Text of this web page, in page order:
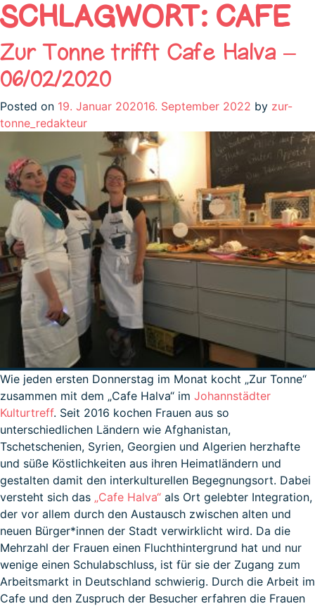
SCHLAGWORT: CAFE
Zur Tonne trifft Cafe Halva –
06/02/2020
Posted on 19. Januar 202016. September 2022 by zur-
tonne_redakteur
Wie jeden ersten Donnerstag im Monat kocht „Zur Tonne“
zusammen mit dem „Cafe Halva“ im Johannstädter
Kulturtreff. Seit 2016 kochen Frauen aus so
unterschiedlichen Ländern wie Afghanistan,
Tschetschenien, Syrien, Georgien und Algerien herzhafte
und süße Köstlichkeiten aus ihren Heimatländern und
gestalten damit den interkulturellen Begegnungsort. Dabei
versteht sich das „Cafe Halva“ als Ort gelebter Integration,
der vor allem durch den Austausch zwischen alten und
neuen Bürger*innen der Stadt verwirklicht wird. Da die
Mehrzahl der Frauen einen Fluchthintergrund hat und nur
wenige einen Schulabschluss, ist für sie der Zugang zum
Arbeitsmarkt in Deutschland schwierig. Durch die Arbeit im
Cafe und den Zuspruch der Besucher erfahren die Frauen